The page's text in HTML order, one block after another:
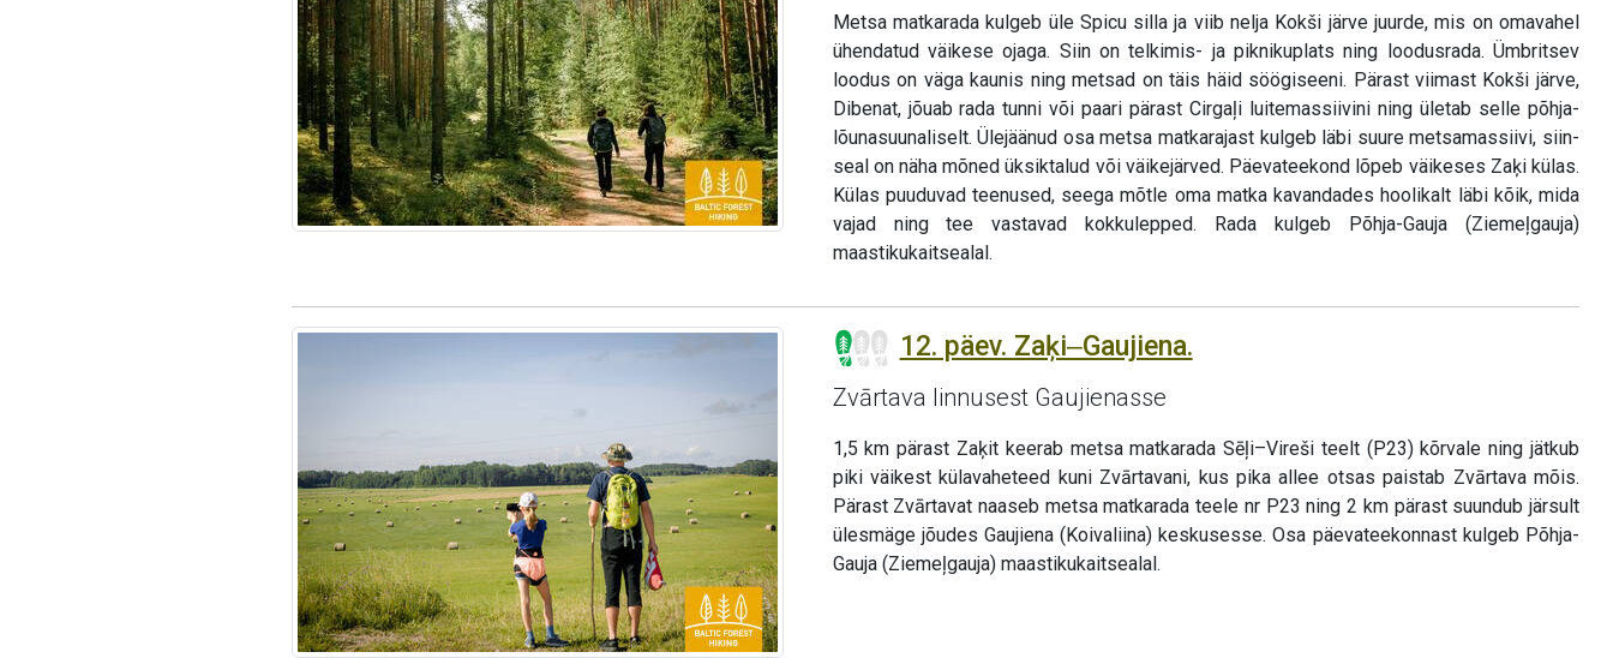
Metsa matkarada kulgeb üle Spicu silla ja viib nelja Kokši järve juurde, mis on omavahel
ühendatud väikese ojaga. Siin on telkimis- ja piknikuplats ning loodusrada. Ümbritsev
loodus on väga kaunis ning metsad on täis häid söögiseeni. Pärast viimast Kokši järve,
Dibenat, jõuab rada tunni või paari pärast Cirgaļi luitemassiivini ning ületab selle põhja-
lõunasuunaliselt. Ülejäänud osa metsa matkarajast kulgeb läbi suure metsamassiivi, siin-
seal on näha mõned üksiktalud või väikejärved. Päevateekond lõpeb väikeses Zaķi külas.
Külas puuduvad teenused, seega mõtle oma matka kavandades hoolikalt läbi kõik, mida
vajad ning tee vastavad kokkulepped. Rada kulgeb Põhja-Gauja (Ziemeļgauja)
maastikukaitsealal.
12. päev. Zaķi‒Gaujiena.
Zvārtava linnusest Gaujienasse
1,5 km pärast Zaķit keerab metsa matkarada Sēļi–Vireši teelt (P23) kõrvale ning jätkub
piki väikest külavaheteed kuni Zvārtavani, kus pika allee otsas paistab Zvārtava mõis.
Pärast Zvārtavat naaseb metsa matkarada teele nr P23 ning 2 km pärast suundub järsult
ülesmäge jõudes Gaujiena (Koivaliina) keskusesse. Osa päevateekonnast kulgeb Põhja-
Gauja (Ziemeļgauja) maastikukaitsealal.